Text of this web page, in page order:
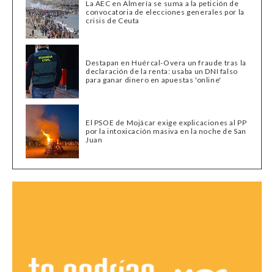
La AEC en Almería se suma a la petición de
convocatoria de elecciones generales por la
crisis de Ceuta
Destapan en Huércal-Overa un fraude tras la
declaración de la renta: usaba un DNI falso
para ganar dinero en apuestas 'online'
El PSOE de Mojácar exige explicaciones al PP
por la intoxicación masiva en la noche de San
Juan